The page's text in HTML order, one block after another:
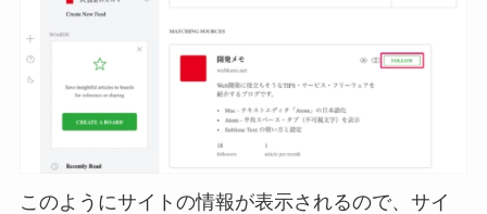
このようにサイトの情報が表示されるので、サイ